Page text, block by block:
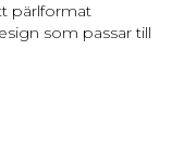
pärlformat
som passar till